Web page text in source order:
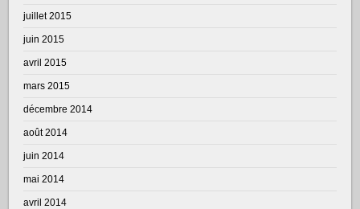
juillet 2015
juin 2015
avril 2015
mars 2015
décembre 2014
août 2014
juin 2014
mai 2014
avril 2014